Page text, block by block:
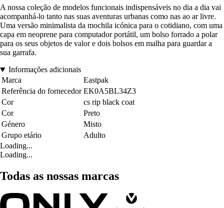
A nossa coleção de modelos funcionais indispensáveis no dia a dia vai
acompanhá-lo tanto nas suas aventuras urbanas como nas ao ar livre.
Uma versão minimalista da mochila icónica para o cotidiano, com uma
capa em neoprene para computador portátil, um bolso forrado a polar
para os seus objetos de valor e dois bolsos em malha para guardar a
sua garrafa.
Informações adicionais
Marca
Eastpak
Referência do fornecedor EK0A5BL34Z3
Cor
cs rip black coat
Cor
Preto
Género
Misto
Grupo etário
Adulto
Loading...
Loading...
Todas as nossas marcas